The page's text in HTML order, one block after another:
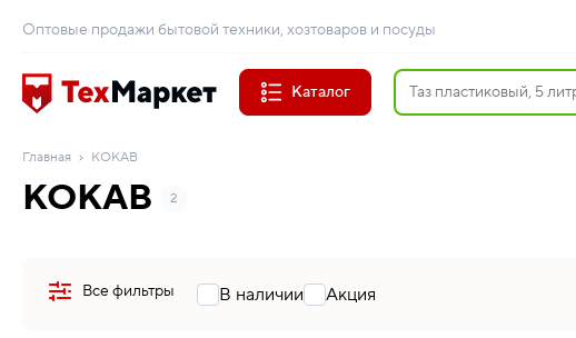
Оптовые продажи бытовой техники, хозтоваров и посуды
Каталог
Главная KOKAB
KOKAB 2
Все фильтры В наличии Акция